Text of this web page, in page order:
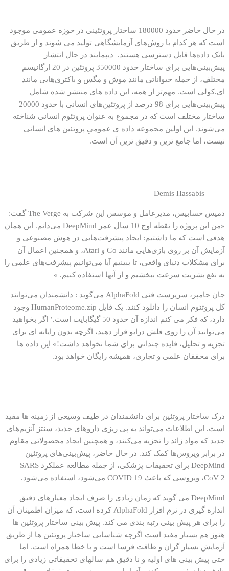
در حال حاضر حدود 180000 ساختار پروتئینی در حوزه عمومی موجود
است که هر کدام با روش‌های آزمایشگاهی تولید می شوند و از طریق
بانک داده‌ها قابل دسترسی هستند. دیپمایند در حال انتشار
پیش‌بینی‌هایی برای ساختار حدود 350000 پروتئین در 20 ارگانیسم
مختلف، از جمله حیواناتی مانند موش‌ و مگس‌ و باکتری‌هایی مانند
ای.کولی است. مهم‌تر از همه، این داده های منتشر شده شامل
پیش‌بینی‌هایی برای 98 درصد از پروتئین‌های انسانی با حدود 20000
ساختار مختلف است که در مجموع به عنوان پروتئوم انسانی شناخته
می‌شوند. این اولین مجموعه داده ی عمومیِ پروتئین های انسانی
نیست، اما جامع ترین و دقیق ترین آن است.
Demis Hassabis
دمیس حسابیس، مدیرعامل و موسس این شرکت به The Verge گفت:
«من این پروژه را نقطه اوج 10 سال عمر DeepMind می‌دانم. این همان
هدفی است که ما داشتیم: ایجاد پیشرفت‌هایی در هوش مصنوعی و
آزمایش آن بر روی بازی‌هایی مانند Go و Atari، و همچنین اعمال آن
برای مشکلات دنیای واقعی، تا ببینیم آیا می‌توانیم پیشرفت‌های علمی را
به نفع بشریت سرعت ببخشیم و از آنها استفاده کنیم. »
جان جامپر، سرپرست فنی AlphaFold می‌گوید : دانشمندان می‌توانند
کل پروتئوم انسان را دانلود کنند. یک فایل HumanProteome.zip وجود
دارد، که فکر می کنم اندازه آن حدود 50 گیگابایت است.’ اگر بخواهید
می‌توانید آن را روی فلش درایو قرار دهید، اگرچه بدون رایانه ای برای
تجزیه و تحلیل، فایده چندانی برای شما نخواهد داشت!» این داده ها
برای محققان علمی و تجاری، همیشه رایگان خواهد بود.
درک ساختار پروتئین برای دانشمندان در طیف وسیعی از زمینه ها مفید
است. این اطلاعات می‌تواند به پی ریزی داروهای جدید، سنتز آنزیم‌های
جدید که مواد زائد را تجزیه می‌کنند، و همچنین ایجاد محصولاتی مقاوم
در برابر ویروس‌ها کمک کند. در حال حاضر، پیش‌بینی‌های پروتئین
DeepMind برای تحقیقات پزشکی، از جمله مطالعه عملکرد SARS
CoV 2، ویروسی که باعث COVID 19 می‌شود، استفاده می‌شود.
DeepMind می گوید که زمان زیادی را صرف ایجاد معیارهای دقیق
اندازه گیری در نرم افزار AlphaFold کرده است، که میزان اطمینان آن
را برای هر پیش بینی رتبه بندی می کند. پیش بینی ساختار پروتئین ها
هنوز هم بسیار مفید است اگرچه شناسایی ساختار پروتئین ها از طریق
آزمایش بسیار گران و طاقت فرسا است و با خطا همراه است. اما
حتی پیش بینی های اولیه و نا دقیق هم سالهای تحقیقاتی زیادی را برای